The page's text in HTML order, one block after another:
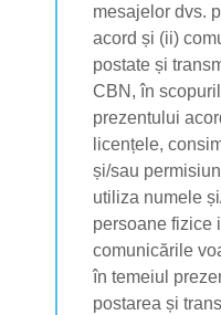
mesajelor dvs.
acord și (ii)
postate și
CBN, în
prezentului
licențele,
și/sau
utiliza numele
persoane fizice
comunicările
în temeiul
postarea și